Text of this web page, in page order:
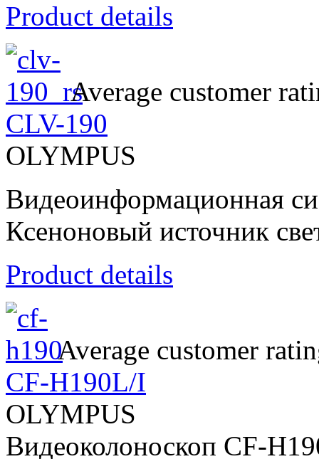
Product details
Average customer
CLV-190
OLYMPUS
Видеоинформационная
Ксеноновый источник
Product details
Average customer
CF-H190L/I
OLYMPUS
Видеоколоноскоп CF-